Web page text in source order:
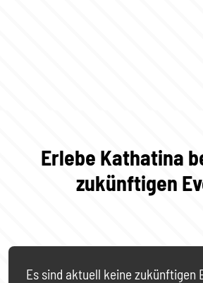
Erlebe Kathatina
zukünftigen
Es sind aktuell keine zukünftigen